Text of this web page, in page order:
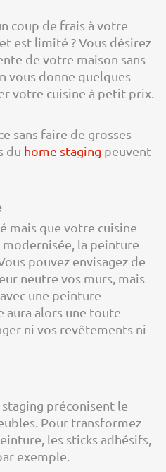
coup de frais à votre
est limité ? Vous désirez
de votre maison sans
vous donne quelques
votre cuisine à petit prix.
sans faire de grosses
du home staging peuvent
mais que votre cuisine
modernisée, la peinture
pouvez envisagez de
neutre vos murs, mais
une peinture
aura alors une toute
ni vos revêtements ni
préconisent le
Pour transformez
les sticks adhésifs,
exemple.